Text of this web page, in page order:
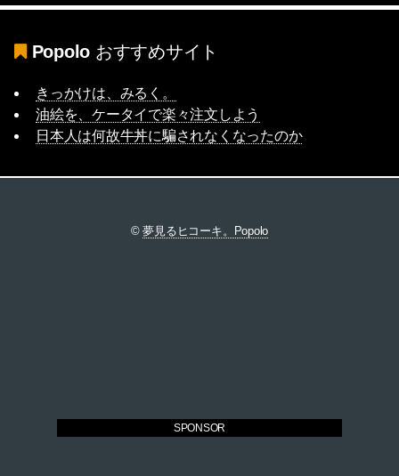
Popolo おすすめサイト
きっかけは、みるく。
油絵を、ケータイで楽々注文しよう
日本人は何故牛丼に騙されなくなったのか
©夢見るヒコーキ。Popolo
SPONSOR